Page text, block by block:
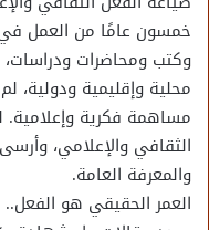
خمسون عامًا من العمل في
وكتب ومحاضرات
محلية وإقليمية ودولية،
مساهمة فكرية وإعلامية.
الثقافي والإعلامي،
والمعرفة العامة.
العمر الحقيقي هو